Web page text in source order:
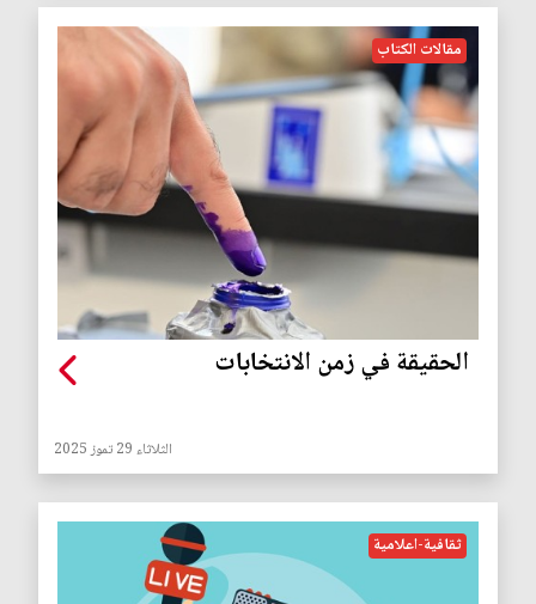
مقالات الكتاب
الحقيقة في زمن الانتخابات
الثلاثاء 29 تموز 2025
ثقافية-اعلامية